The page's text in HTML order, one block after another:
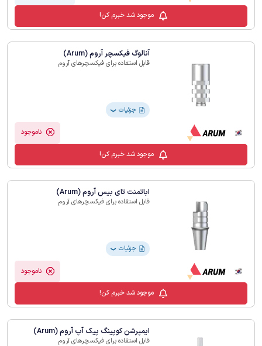
موجود شد خبرم کن!
آنالوگ فیکسچر آروم (Arum)
قابل استفاده برای فیکسچرهای آروم
جزئیات ❯
ناموجود
موجود شد خبرم کن!
اباتمنت تای بیس آروم (Arum)
قابل استفاده برای فیکسچرهای آروم
جزئیات ❯
ناموجود
موجود شد خبرم کن!
ایمپرشن کوپینگ پیک آپ آروم (Arum)
قابل استفاده برای فیکسچرهای آروم